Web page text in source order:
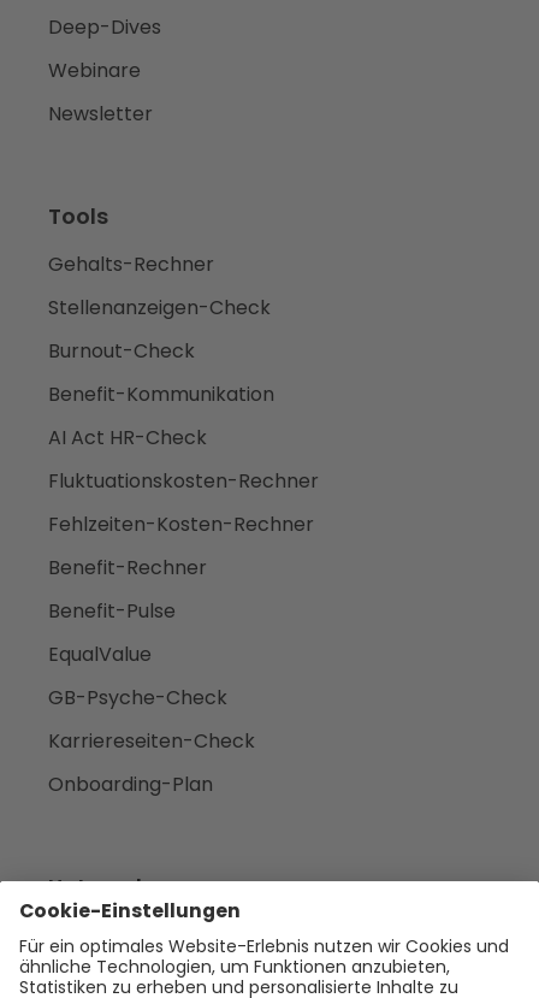
Deep-Dives
Webinare
Newsletter
Tools
Gehalts-Rechner
Stellenanzeigen-Check
Burnout-Check
Benefit-Kommunikation
AI Act HR-Check
Fluktuationskosten-Rechner
Fehlzeiten-Kosten-Rechner
Benefit-Rechner
Benefit-Pulse
EqualValue
GB-Psyche-Check
Karriereseiten-Check
Onboarding-Plan
Unternehmen
Empfehlen
Über uns